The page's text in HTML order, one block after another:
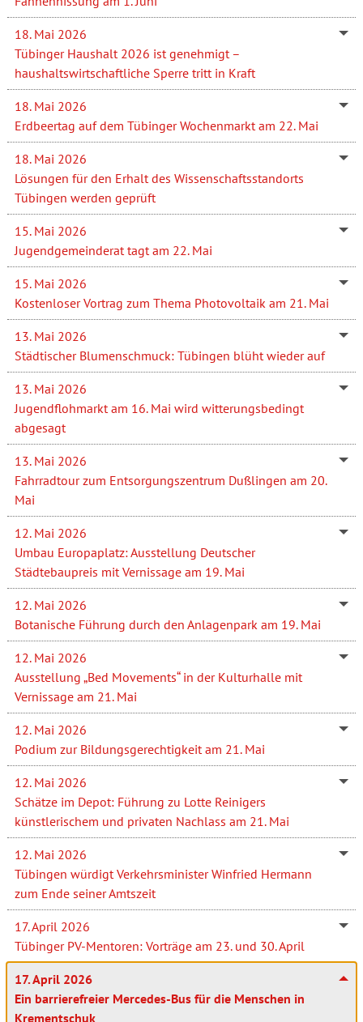
18. Mai 2026
Tübinger Haushalt 2026 ist genehmigt –
haushaltswirtschaftliche Sperre tritt in Kraft
18. Mai 2026
Erdbeertag auf dem Tübinger Wochenmarkt am 22. Mai
18. Mai 2026
Lösungen für den Erhalt des Wissenschaftsstandorts
Tübingen werden geprüft
15. Mai 2026
Jugendgemeinderat tagt am 22. Mai
15. Mai 2026
Kostenloser Vortrag zum Thema Photovoltaik am 21. Mai
13. Mai 2026
Städtischer Blumenschmuck: Tübingen blüht wieder auf
13. Mai 2026
Jugendflohmarkt am 16. Mai wird witterungsbedingt
abgesagt
13. Mai 2026
Fahrradtour zum Entsorgungszentrum Dußlingen am 20.
Mai
12. Mai 2026
Umbau Europaplatz: Ausstellung Deutscher
Städtebaupreis mit Vernissage am 19. Mai
12. Mai 2026
Botanische Führung durch den Anlagenpark am 19. Mai
12. Mai 2026
Ausstellung „Bed Movements“ in der Kulturhalle mit
Vernissage am 21. Mai
12. Mai 2026
Podium zur Bildungsgerechtigkeit am 21. Mai
12. Mai 2026
Schätze im Depot: Führung zu Lotte Reinigers
künstlerischem und privaten Nachlass am 21. Mai
12. Mai 2026
Tübingen würdigt Verkehrsminister Winfried Hermann
zum Ende seiner Amtszeit
17. April 2026
Tübinger PV-Mentoren: Vorträge am 23. und 30. April
17. April 2026
Ein barrierefreier Mercedes-Bus für die Menschen in
Krementschuk